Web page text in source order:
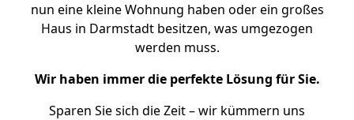
nun eine kleine Wohnung haben oder ein großes
Haus in Darmstadt besitzen, was umgezogen
werden muss.
Wir haben immer die perfekte Lösung für Sie.
Sparen Sie sich die Zeit – wir kümmern uns